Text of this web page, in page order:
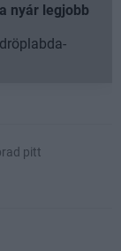
nyár legjobb
pitt